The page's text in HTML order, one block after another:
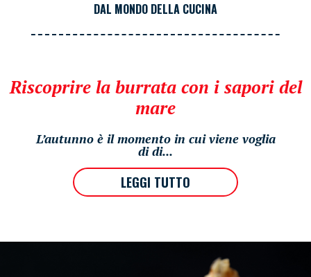
DAL MONDO DELLA CUCINA
Riscoprire la burrata con i sapori del
mare
L’autunno è il momento in cui viene voglia
di di...
LEGGI TUTTO